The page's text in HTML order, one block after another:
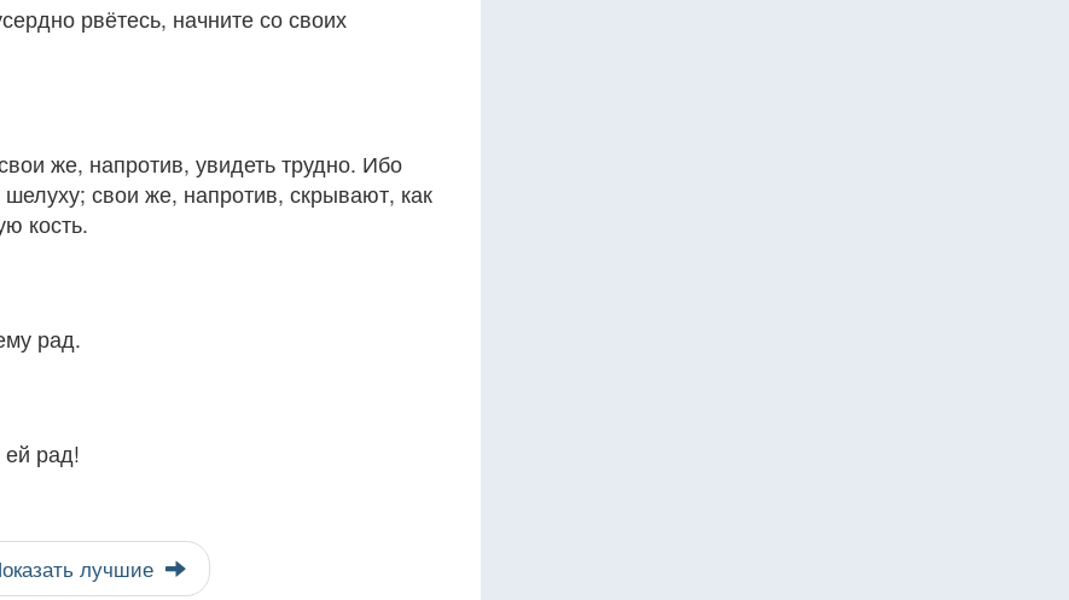
рвётесь, начните со своих
же, напротив, увидеть трудно. Ибо
свои же, напротив, скрывают, как
кость.
рад.
рад!
лучшие